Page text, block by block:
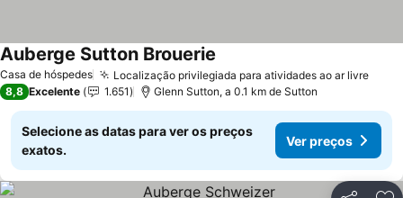
Casa de hóspedes Localização privilegiada para atividades ao ar livreVer
Auberge Sutton Brouerie
8,8 Excelente 1.651 Glenn Sutton, a 0.1 km de Sutton
Selecione as datas para ver os preços
exatos.
Ver preços